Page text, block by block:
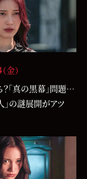
金）
？「真の黒幕」問題…
」の謎展開がアツ